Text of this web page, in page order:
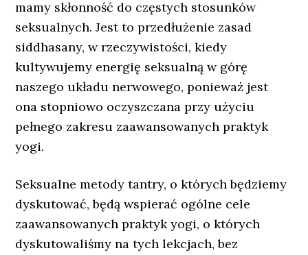
mamy skłonność do częstych stosunków
seksualnych. Jest to przedłużenie zasad
siddhasany, w rzeczywistości, kiedy
kultywujemy energię seksualną w górę
naszego układu nerwowego, ponieważ jest
ona stopniowo oczyszczana przy użyciu
pełnego zakresu zaawansowanych praktyk
yogi.
Seksualne metody tantry, o których będziemy
dyskutować, będą wspierać ogólne cele
zaawansowanych praktyk yogi, o których
dyskutowaliśmy na tych lekcjach, bez